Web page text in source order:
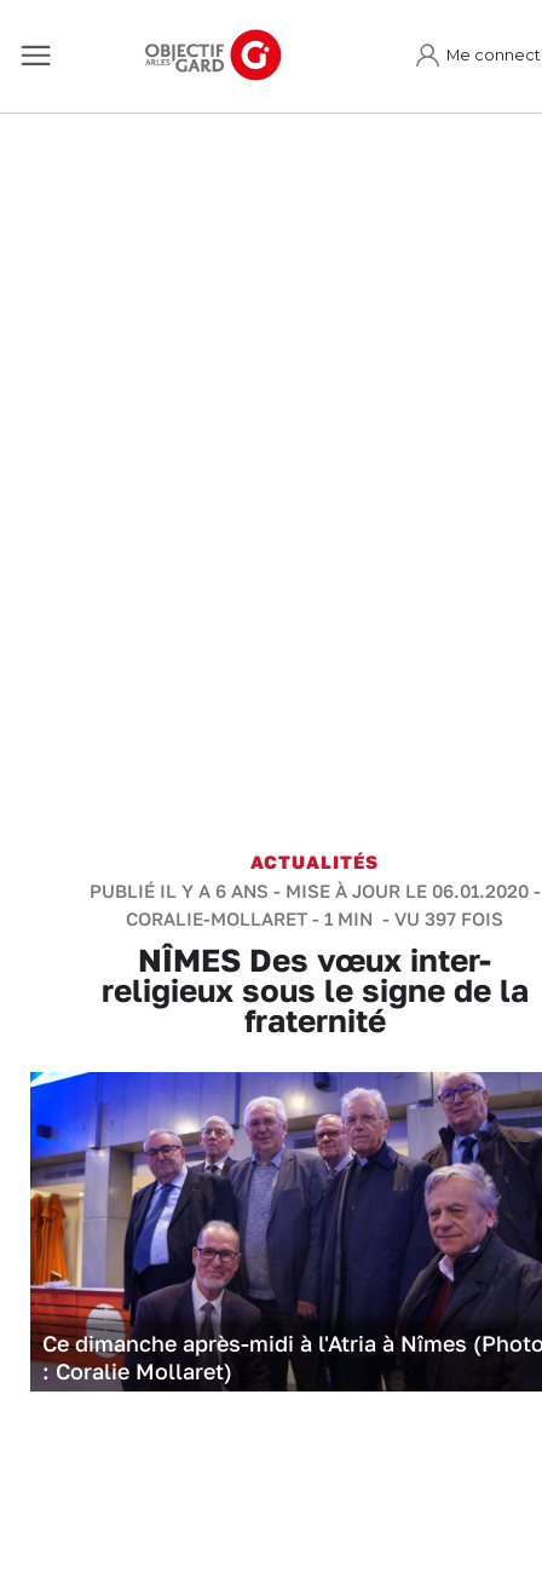
Me
ACTUALITÉS
PUBLIÉ IL Y A 6 ANS - MISE À JOUR LE 06.01.2020 -
CORALIE-MOLLARET - 1 MIN - VU 397 FOIS
NÎMES Des vœux inter-
religieux sous le signe de la
fraternité
Ce dimanche après-midi à l'Atria à Nîmes
: Coralie Mollaret)